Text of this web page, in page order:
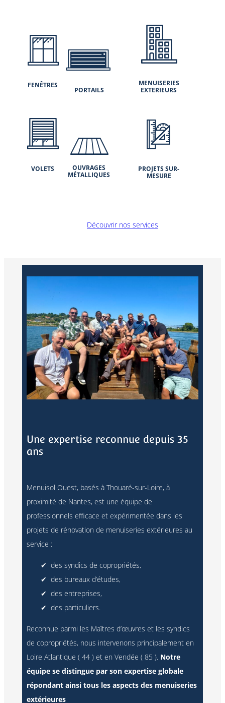
FENÊTRES
VOLETS
PORTAILS
OUVRAGES
MÉTALLIQUES
MENUISERIES
EXTERIEURS
PROJETSSUR-
MESURE
Découvrir nos services
Une expertise reconnue depuis 35
ans
Menuisol Ouest, basés à Thouaré-sur-Loire, à
proximité de Nantes, est une équipe de
professionnels efficace et expérimentée dans les
projets de rénovation de menuiseries extérieures au
service :
des syndics de copropriétés,
des bureaux d’études,
des entreprises,
des particuliers.
Reconnue parmi les Maîtres d’œuvres et les syndics
de copropriétés, nous intervenons principalement en
Loire Atlantique ( 44 ) et en Vendée ( 85 ). Notre
équipe se distingue par son expertise globale
répondant ainsi tous les aspects des menuiseries
extérieures